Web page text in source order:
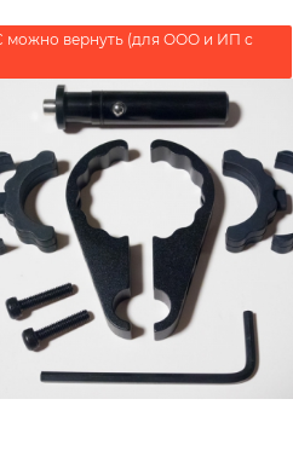
можно вернуть (для ООО и ИП с